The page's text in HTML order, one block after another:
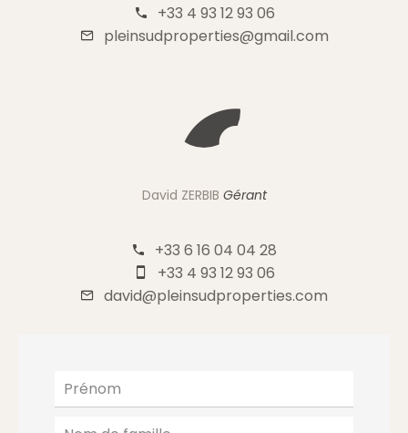
+33 4 93 12 93 06
pleinsudproperties@gmail.com
David ZERBIB Gérant
+33 6 16 04 04 28
+33 4 93 12 93 06
david@pleinsudproperties.com